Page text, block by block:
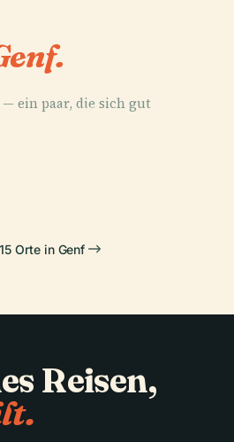
ein paar, die sich gut
PLACE
Orte in Genf
Reisen,